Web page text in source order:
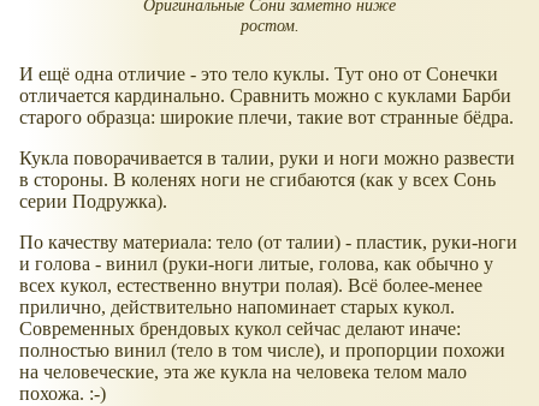
Оригинальные Сони заметно ниже
ростом.
И ещё одна отличие - это тело куклы. Тут оно от Сонечки
отличается кардинально. Сравнить можно с куклами Барби
старого образца: широкие плечи, такие вот странные бёдра.
Кукла поворачивается в талии, руки и ноги можно развести
в стороны. В коленях ноги не сгибаются (как у всех Сонь
серии Подружка).
По качеству материала: тело (от талии) - пластик, руки-ноги
и голова - винил (руки-ноги литые, голова, как обычно у
всех кукол, естественно внутри полая). Всё более-менее
прилично, действительно напоминает старых кукол.
Современных брендовых кукол сейчас делают иначе:
полностью винил (тело в том числе), и пропорции похожи
на человеческие, эта же кукла на человека телом мало
похожа. :-)